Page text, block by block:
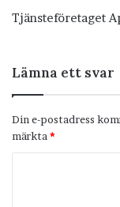
Tjänsteföretaget
Lämna ett svar
Din e-postadress
märkta *